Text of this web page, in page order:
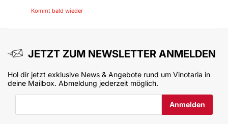
Kommt bald wieder
JETZT ZUM NEWSLETTER ANMELDEN
Hol dir jetzt exklusive News & Angebote rund um Vinotaria in
deine Mailbox. Abmeldung jederzeit möglich.
E-Mail-Adresse